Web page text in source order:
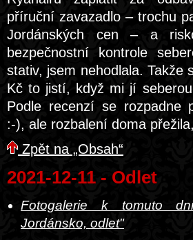
příruční zavazadlo – trochu
Jordánských cen – a
bezpečnostní kontrole
stativ, jsem nehodlala. Takže
Kč to jistí, když mi jí
Podle recenzí se rozpadne
:-), ale rozbalení doma
Zpět na „Obsah“
2021-12-11 - Odlet
Fotogalerie k tomuto
Jordánsko, odlet"